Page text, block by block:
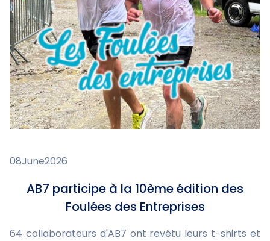
08June2026
AB7 participe à la 10ème édition des
Foulées des Entreprises
64 collaborateurs d'AB7 ont revêtu leurs t-shirts et